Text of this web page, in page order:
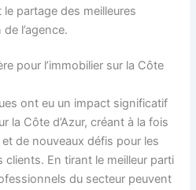
le partage des meilleures
l’agence.
pour l’immobilier sur la Côte
ont eu un impact significatif
la Côte d’Azur, créant à la fois
de nouveaux défis pour les
En tirant le meilleur parti
du secteur peuvent